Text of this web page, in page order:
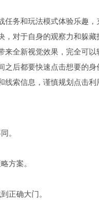
务和玩法模式体验乐趣，
对于自身的观察力和躲藏
全新视觉效果，完全可以
后都要快速点击想要的身
索信息，谨慎规划点击利
。
方案。
正确大门。